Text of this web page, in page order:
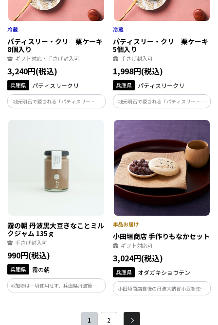
パティスリー・クリ 栗ケーキ
8個入り
ギフト対応・手さげ封入可
3,240円(税込)
兵庫県 パティスリークリ
地元明石で愛される「パティスリー・ク
リ」の名物ケーキ
パティスリー・クリ 栗ケーキ
5個入り
手さげ封入可
1,998円(税込)
兵庫県 パティスリークリ
地元明石で愛される「パティスリー・ク
リ」の名物ケーキ
霧の朝 丹波黒大豆きなことミル
クジャム 135ｇ
手さげ封入可
990円(税込)
兵庫県 霧の朝
添加物は一切使用せず、兵庫県丹波篠山市
産「丹波黒大豆」のみでつくったきなこ
ミルクジャムを合わせました。
小田垣商店 手作りもなかセット
ギフト対応可
3,024円(税込)
兵庫県 オダガキショウテン
小田垣商店自慢の丹波大納言小豆を使用
した粒あんで本格的な美味しいもなかが
1 2